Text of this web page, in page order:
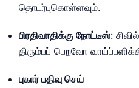
தொடர்புகொள்ளவும்.
பிரதிவாதிக்கு நோட்டீஸ்:
திரும்பப் பெறவோ
புகார் பதிவு செய்